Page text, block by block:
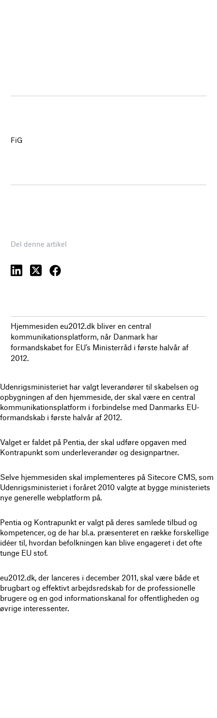
FiG
Del denne artikel
Hjemmesiden eu2012.dk bliver en central
kommunikationsplatform, når Danmark har
formandskabet for EU’s Ministerråd i første halvår af
2012.
Udenrigsministeriet har valgt leverandører til skabelsen og
opbygningen af den hjemmeside, der skal være en central
kommunikationsplatform i forbindelse med Danmarks EU-
formandskab i første halvår af 2012.
Valget er faldet på Pentia, der skal udføre opgaven med
Kontrapunkt som underleverandør og designpartner.
Selve hjemmesiden skal implementeres på Sitecore CMS, som
Udenrigsministeriet i foråret 2010 valgte at bygge ministeriets
nye generelle webplatform på.
Pentia og Kontrapunkt er valgt på deres samlede tilbud og
kompetencer, og de har bl.a. præsenteret en række forskellige
idéer til, hvordan befolkningen kan blive engageret i det ofte
tunge EU stof.
eu2012.dk, der lanceres i december 2011, skal være både et
brugbart og effektivt arbejdsredskab for de professionelle
brugere og en god informationskanal for offentligheden og
øvrige interessenter.